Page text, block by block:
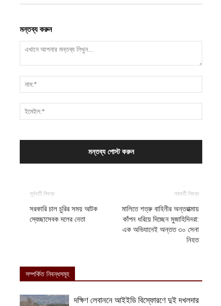
মন্তব্য করুন
পূর্ববর্তী নিবন্ধ
সরকারি চাল চুরির সময় আটক
স্বেচ্ছাসেবক দলের নেতা
পরবর্তী নিবন্ধ
মালিতে শত্রু বাহিনীর অন্তরাত্মায়
কাঁপন ধরিয়ে দিচ্ছেন মুজাহিদিনরা:
এক অভিযানেই অন্তত ৩০ সেনা
নিহত
সম্পর্কিত নিবন্ধসমূহ
দক্ষিণ লেবাননে আইইডি বিস্ফোরণে দুই দখলদার